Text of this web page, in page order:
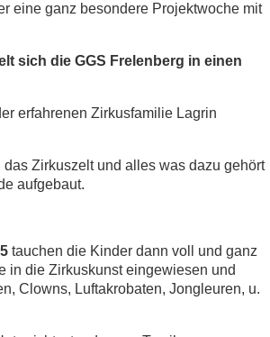
eine ganz besondere Projektwoche mit
sich die GGS Frelenberg in einen
erfahrenen Zirkusfamilie Lagrin
Zirkuszelt und alles was dazu gehört
aufgebaut.
tauchen die Kinder dann voll und ganz
in die Zirkuskunst eingewiesen und
Clowns, Luftakrobaten, Jongleuren, u.